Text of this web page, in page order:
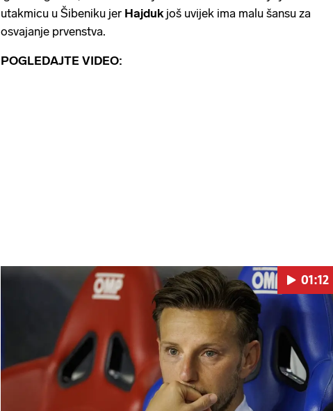
utakmicu u Šibeniku jer Hajduk još uvijek ima malu šansu za
osvajanje prvenstva.
POGLEDAJTE VIDEO:
Pokretanje videa...
01:12